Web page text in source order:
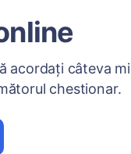
acordați câteva
chestionar.